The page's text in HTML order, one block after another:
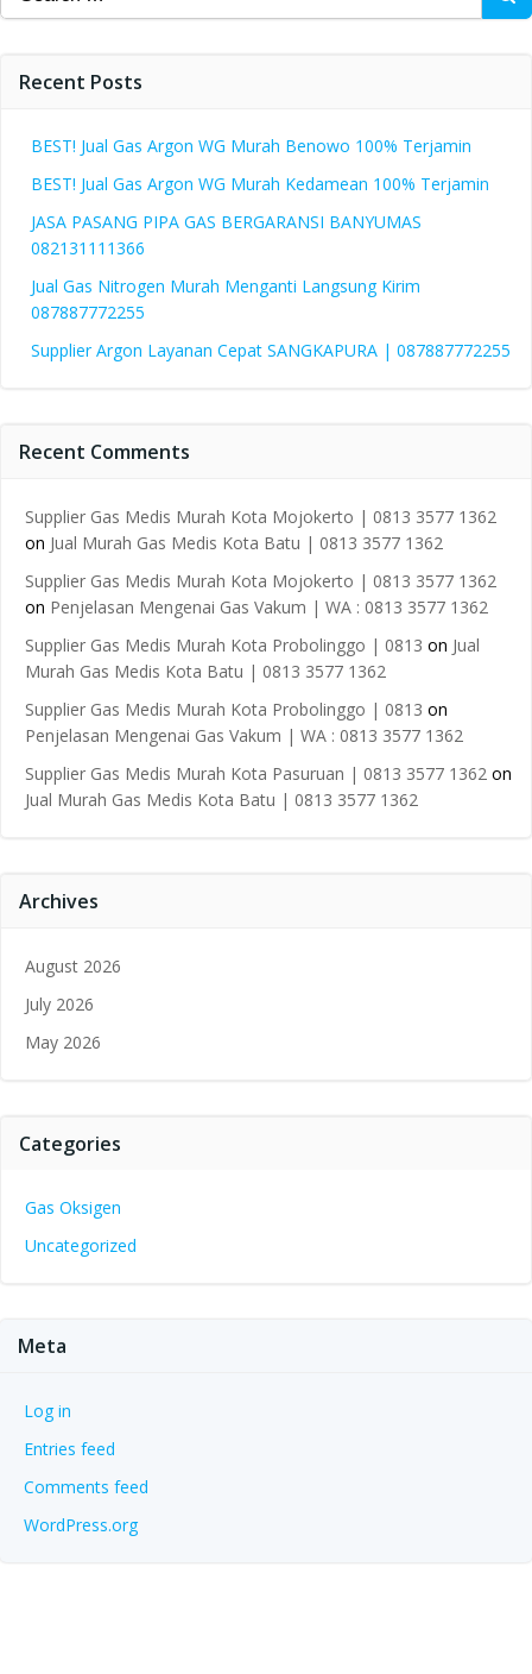
for:
Recent Posts
BEST! Jual Gas Argon WG Murah Benowo 100% Terjamin
BEST! Jual Gas Argon WG Murah Kedamean 100% Terjamin
JASA PASANG PIPA GAS BERGARANSI BANYUMAS
082131111366
Jual Gas Nitrogen Murah Menganti Langsung Kirim
087887772255
Supplier Argon Layanan Cepat SANGKAPURA | 087887772255
Recent Comments
Supplier Gas Medis Murah Kota Mojokerto | 0813 3577 1362
on Jual Murah Gas Medis Kota Batu | 0813 3577 1362
Supplier Gas Medis Murah Kota Mojokerto | 0813 3577 1362
on Penjelasan Mengenai Gas Vakum | WA : 0813 3577 1362
Supplier Gas Medis Murah Kota Probolinggo | 0813 on Jual
Murah Gas Medis Kota Batu | 0813 3577 1362
Supplier Gas Medis Murah Kota Probolinggo | 0813 on
Penjelasan Mengenai Gas Vakum | WA : 0813 3577 1362
Supplier Gas Medis Murah Kota Pasuruan | 0813 3577 1362 on
Jual Murah Gas Medis Kota Batu | 0813 3577 1362
Archives
August 2026
July 2026
May 2026
Categories
Gas Oksigen
Uncategorized
Meta
Log in
Entries feed
Comments feed
WordPress.org